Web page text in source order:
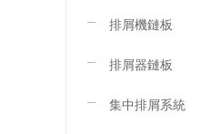
排屑機鏈板
排屑器鏈板
集中排屑系統